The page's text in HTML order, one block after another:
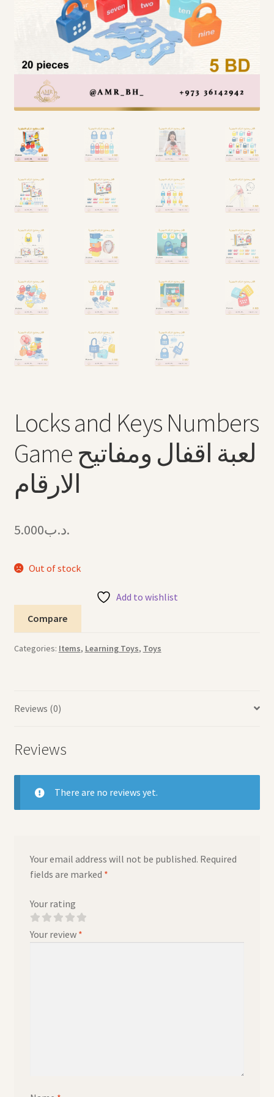
Arabic Language اللغة العربية
National Day العيد الوطني
STATIONARY القرطاسية
Disney ديزني
Birthdays أعياد الميلاد
Giveaways التوزيعات
Hair Accessories اكسسوارات الشعر
Locks and Keys Numbers
Game لعبة اقفال ومفاتيح
الارقام
.د.ب5.000
Out of stock
Add to wishlist
Compare
Categories: Items, Learning Toys, Toys
Reviews (0)
Reviews
There are no reviews yet.
Your email address will not be published. Required
fields are marked *
Your rating
Your review *